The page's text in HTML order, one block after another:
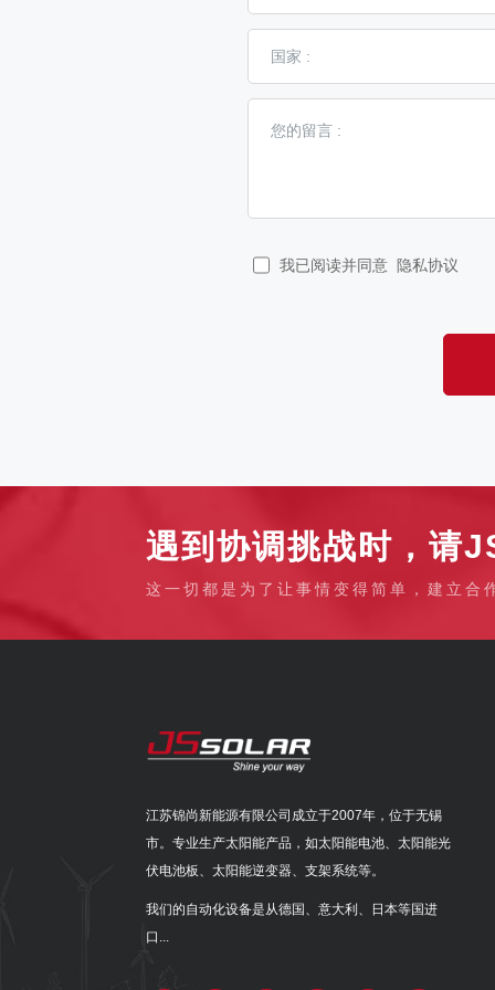
我已阅读并同意 隐私协议
遇到协调挑战时，请
这一切都是为了让事情变得简单，建立合
江苏锦尚新能源有限公司成立于2007年，位于无锡
市。专业生产太阳能产品，如太阳能电池、太阳能光
伏电池板、太阳能逆变器、支架系统等。
我们的自动化设备是从德国、意大利、日本等国进
口...